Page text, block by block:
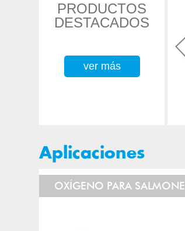
PRODUCTOS
DESTACADOS
ver más
Aplicaciones
OXÍGENO PARA